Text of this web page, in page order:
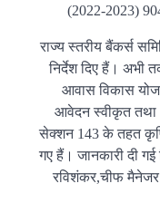
(2022-2023)
राज्य स्तरीय बैंकर्स
निर्देश दिए हैं।
आवास विकास
आवेदन स्वीकृत तथा
सेक्शन 143 के तहत कृषि
गए हैं। जानकारी दी
रविशंकर,चीफ मैनेजर